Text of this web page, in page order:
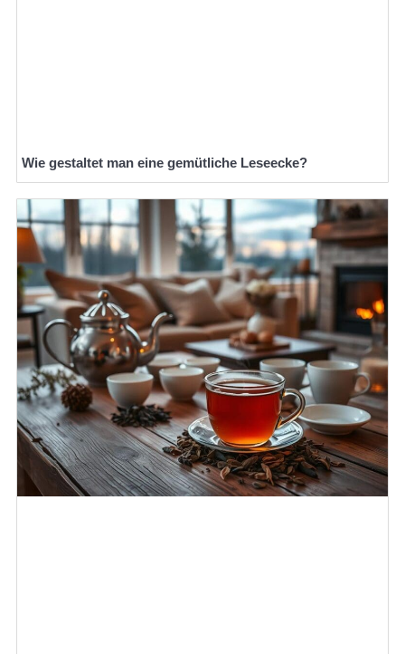
Wie gestaltet man eine gemütliche Leseecke?